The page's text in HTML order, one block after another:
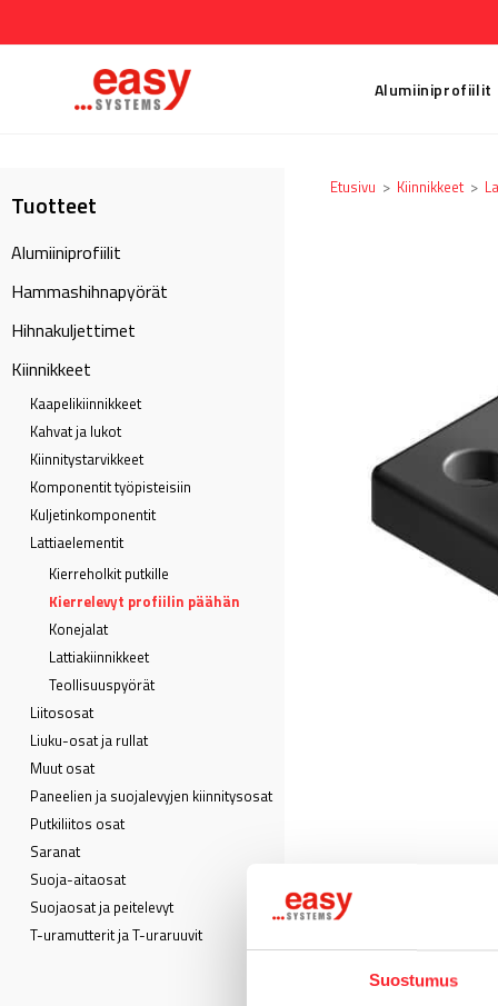
Suostumus
Alumiiniprofiilit
Tuotteet
Alumiiniprofiilit
Hammashihnapyörät
Hihnakuljettimet
Kiinnikkeet
Kaapeli­kiinnikkeet
Kahvat ja lukot
Kiinnitystarvikkeet
Komponentit työpisteisiin
Kuljetin­komponentit
Lattia­elementit
Kierreholkit putkille
Kierrelevyt profiilin päähän
Konejalat
Lattiakiinnikkeet
Teollisuuspyörät
Liitososat
Liuku-osat ja rullat
Muut osat
Paneelien ja suojalevyjen kiinnitysosat
Putkiliitos osat
Saranat
Suoja-aitaosat
Suojaosat ja peitelevyt
T-uramutterit ja T-uraruuvit
Etusivu > Kiinnikkeet >